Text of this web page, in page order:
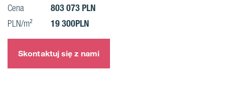
Cena 803 073 PLN
PLN/m² 19 300PLN
Skontaktuj się z nami